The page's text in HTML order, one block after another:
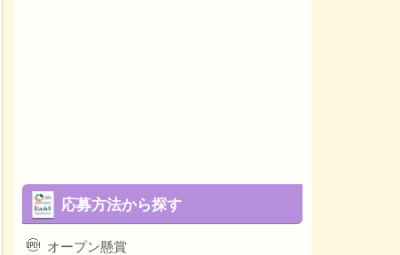
応募方法から探す
オープン懸賞